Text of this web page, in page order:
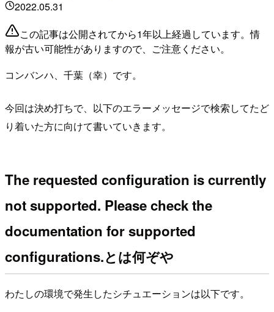
2022.05.31
この記事は公開されてから1年以上経過しています。情
報が古い可能性がありますので、ご注意ください。
コンバンハ、千葉（幸）です。
今回は決め打ちで、以下のエラーメッセージで検索してたど
り着いた方に向けて書いていきます。
The requested configuration is currently
not supported. Please check the
documentation for supported
configurations.とは何ぞや
わたしの環境で発生したシチュエーションは以下です。